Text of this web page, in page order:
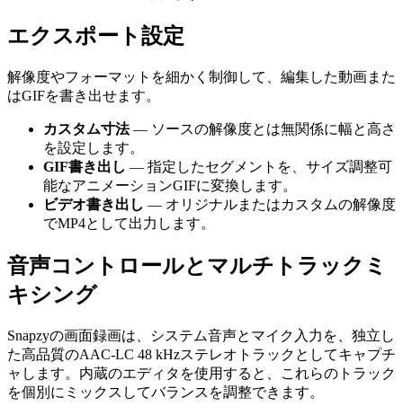
エクスポート設定
解像度やフォーマットを細かく制御して、編集した動画また
はGIFを書き出せます。
カスタム寸法— ソースの解像度とは無関係に幅と高さ
を設定します。
GIF書き出し — 指定したセグメントを、サイズ調整可
能なアニメーションGIFに変換します。
ビデオ書き出し — オリジナルまたはカスタムの解像度
でMP4として出力します。
音声コントロールとマルチトラックミ
キシング
Snapzyの画面録画は、システム音声とマイク入力を、独立し
た高品質のAAC-LC 48 kHzステレオトラックとしてキャプチ
ャします。内蔵のエディタを使用すると、これらのトラック
を個別にミックスしてバランスを調整できます。